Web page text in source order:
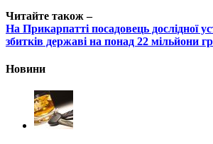
Читайте також –
На Прикарпатті посадовець дослідної
збитків державі на понад 22 мільйони
Новини